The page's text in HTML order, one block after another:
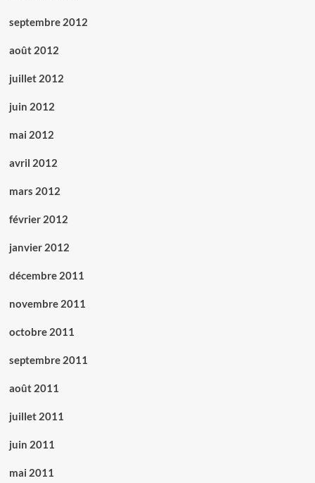
septembre 2012
août 2012
juillet 2012
juin 2012
mai 2012
avril 2012
mars 2012
février 2012
janvier 2012
décembre 2011
novembre 2011
octobre 2011
septembre 2011
août 2011
juillet 2011
juin 2011
mai 2011